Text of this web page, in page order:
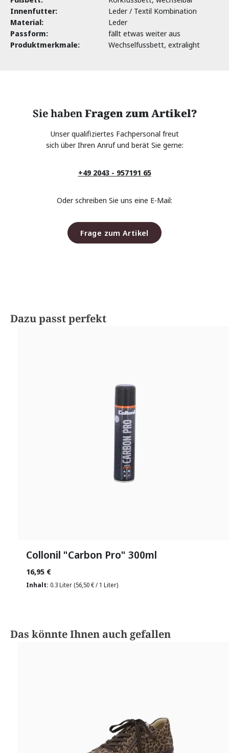
Innenfutter:
Leder / Textil Kombination
Material:
Leder
Passform:
fällt etwas weiter aus
Produktmerkmale:
Wechselfussbett, extralight
Sie habenFragen zum Artikel?
Unser qualifiziertes Fachpersonal freut
sich über Ihren Anruf und berät Sie gerne:
+49 2043 - 957191 65
Oder schreiben Sie uns eine E-Mail:
Frage zum Artikel
Produktgalerie überspringen
Dazu passt perfekt
Collonil "Carbon Pro" 300ml
Inhalt: 0.3 Liter (56,50 € / 1 Liter)
16,95 €
Produktgalerie überspringen
Das könnte Ihnen auch gefallen